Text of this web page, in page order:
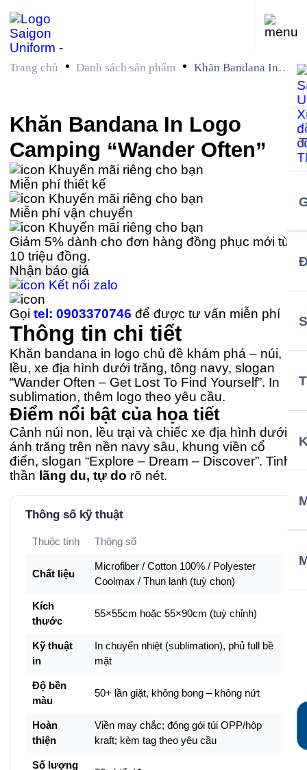
Trang chủ • Danh sách sản phẩm • Khăn Bandana In
Khăn Bandana In Logo
Camping “Wander Often”
Khuyến mãi riêng cho bạn
Miễn phí thiết kế
Khuyến mãi riêng cho bạn
Miễn phí vận chuyển
Khuyến mãi riêng cho bạn
Giảm 5% dành cho đơn hàng đồng phục mới từ
10 triệu đồng.
Nhận báo giá
Kết nối zalo
Gọitel: 0903370746 để được tư vấn miễn phí
Thông tin chi tiết
Khăn bandana in logo chủ đề khám phá – núi,
lều, xe địa hình dưới trăng, tông navy, slogan
“Wander Often – Get Lost To Find Yourself”. In
sublimation, thêm logo theo yêu cầu.
Điểm nổi bật của họa tiết
Cảnh núi non, lều trại và chiếc xe địa hình dưới
ánh trăng trên nền navy sâu, khung viền cổ
điển, slogan “Explore – Dream – Discover”. Tinh
thần lãng du, tự do rõ nét.
Thông số kỹ thuật
Thuộc tính Thông số
Chất liệu
Microfiber / Cotton 100% / Polyester
Coolmax / Thun lạnh (tuỳ chọn)
Kích
thước
55×55cm hoặc 55×90cm (tuỳ chỉnh)
Kỹ thuật
in
In chuyển nhiệt (sublimation), phủ full bề
mặt
Độ bền
màu
50+ lần giặt, không bong – không nứt
Hoàn
thiện
Viền may chắc; đóng gói túi OPP/hộp
kraft; kèm tag theo yêu cầu
Số lượng